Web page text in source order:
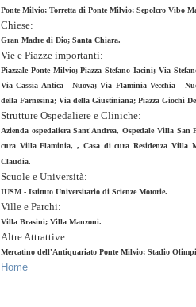
Ponte Milvio; Torretta di Ponte Milvio; Sepolcro Vibo
Chiese:
Gran Madre di Dio; Santa Chiara.
Vie e Piazze importanti:
Piazzale Ponte Milvio; Piazza Stefano Iacini; Via
Via Cassia Antica - Nuova; Via Flaminia Vecchia -
della Farnesina; Via della Giustiniana; Piazza Giochi
Strutture Ospedaliere e Cliniche:
Azienda ospedaliera Sant'Andrea, Ospedale Villa
cura Villa Flaminia, , Casa di cura Residenza Villa
Claudia.
Scuole e Università:
IUSM - Istituto Universitario di Scienze Motorie.
Ville e Parchi:
Villa Brasini; Villa Manzoni.
Altre Attrattive:
Mercatino dell'Antiquariato Ponte Milvio; Stadio
Home